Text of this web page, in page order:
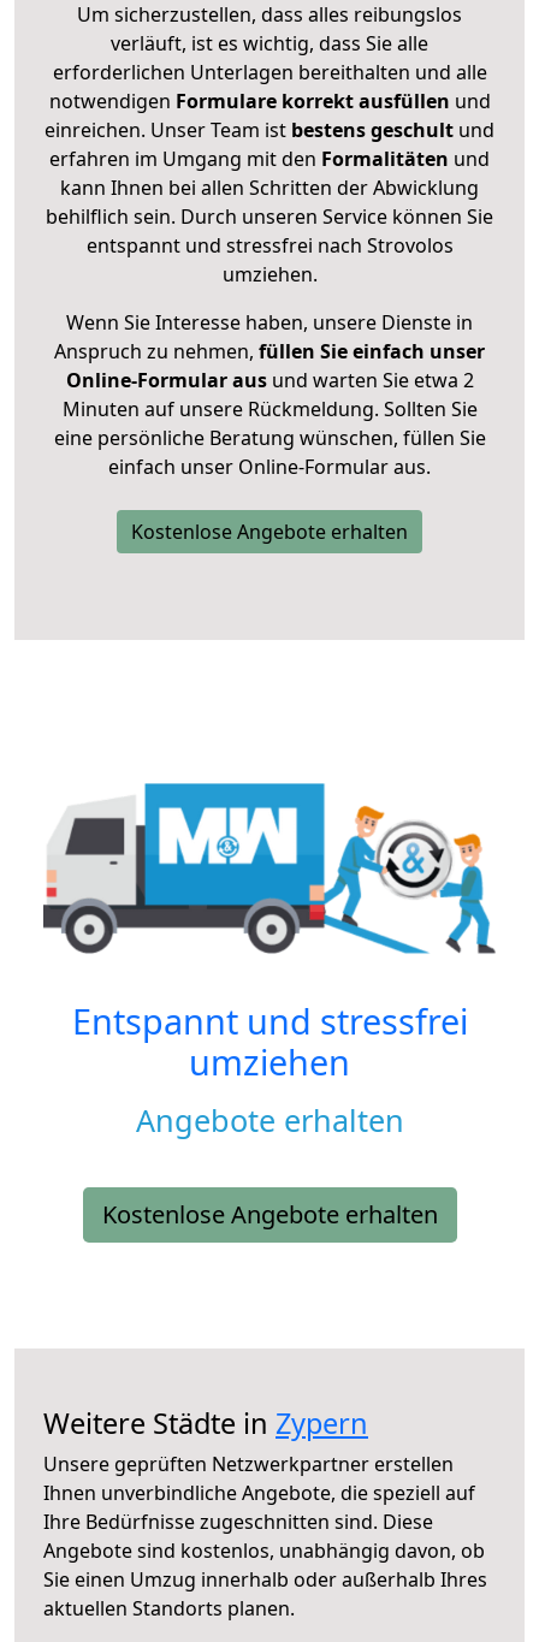
Um sicherzustellen, dass alles reibungslos
verläuft, ist es wichtig, dass Sie alle
erforderlichen Unterlagen bereithalten und alle
notwendigen Formulare korrekt ausfüllen und
einreichen. Unser Team ist bestens geschult und
erfahren im Umgang mit den Formalitäten und
kann Ihnen bei allen Schritten der Abwicklung
behilflich sein. Durch unseren Service können Sie
entspannt und stressfrei nach Strovolos
umziehen.
Wenn Sie Interesse haben, unsere Dienste in
Anspruch zu nehmen, füllen Sie einfach unser
Online-Formular ausund warten Sie etwa 2
Minuten auf unsere Rückmeldung. Sollten Sie
eine persönliche Beratung wünschen, füllen Sie
einfach unser Online-Formular aus.
Kostenlose Angebote erhalten
Entspannt und stressfrei
umziehen
Angebote erhalten
Kostenlose Angebote erhalten
Weitere Städte in Zypern
Unsere geprüften Netzwerkpartner erstellen
Ihnen unverbindliche Angebote, die speziell auf
Ihre Bedürfnisse zugeschnitten sind. Diese
Angebote sind kostenlos, unabhängig davon, ob
Sie einen Umzug innerhalb oder außerhalb Ihres
aktuellen Standorts planen.